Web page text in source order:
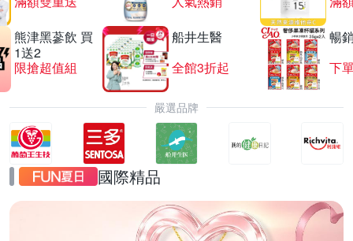
熊津黑蔘飲 買
1送2
限搶超值組
船井生醫
全館3折起
暢
下
嚴選品牌
國際精品